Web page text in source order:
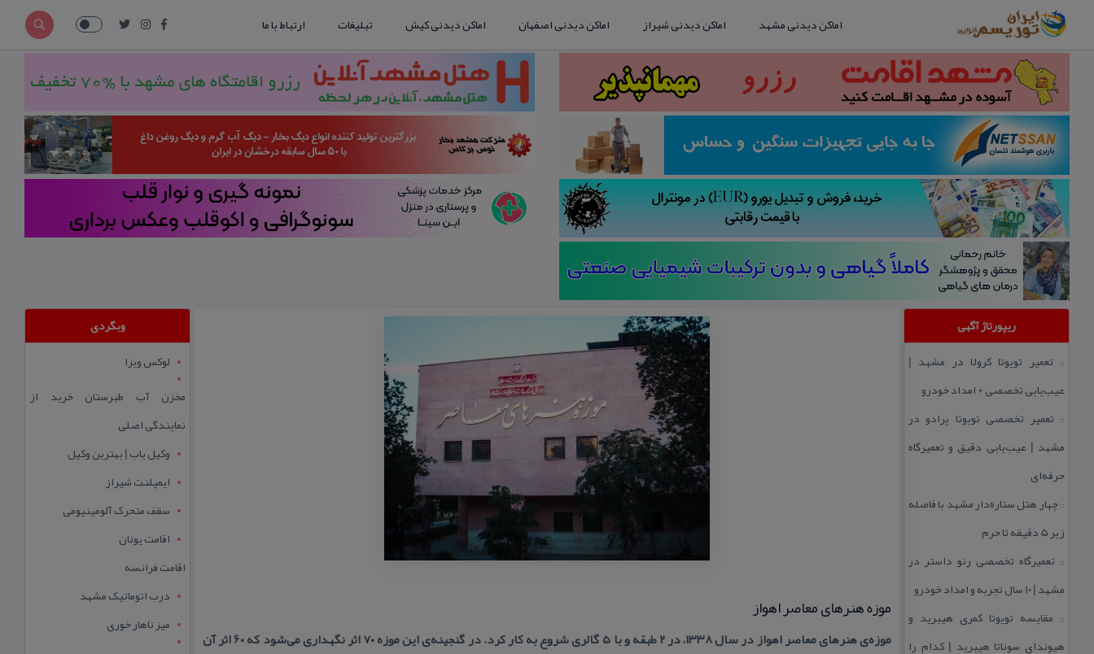
اماکن دیدنی مشهد اماکن دیدنی شیراز اماکن دیدنی اصفهان اماکن دیدنی کیش تبلیغات ارتباط با ما
ریپورتاژ آگهی
:: تعمیر تویوتا كرولا در مشهد |
عیب‌یابی تخصصی + امداد خودرو
:: تعمیر تخصصی تویوتا پرادو در
مشهد | عیب‌یابی دقیق و تعمیرگاه
حرفه‌ای
::چهار هتل‌ ستاره‌دار مشهد با فاصله
زیر 5 دقیقه تا حرم
:: تعمیرگاه تخصصی رنو داستر در
مشهد | ۱۰ سال تجربه و امداد خودرو
:: مقایسه تویوتا كمری هیبرید و
هیوندای سوناتا هیبرید | كدام را
موزه هنرهای معاصر اهواز
موزه‌ی هنرهای معاصر اهواز در سال ۱۳۳۸، در ۲ طبقه و با ۵ گالری شروع به كار كرد. در گنجینه‌ی این موزه ۷۰ اثر نگهداری می‌شود كه ۶۰ اثر آن
وبگردی
لوکس ویزا
مخزن آب طبرستان خرید از
نمایندگی اصلی
وکیل یاب | بهترین وکیل
ایمپلنت شیراز
سقف متحرک آلومینیومی
اقامت یونان
اقامت فرانسه
درب اتوماتیک مشهد
میز ناهار خوری